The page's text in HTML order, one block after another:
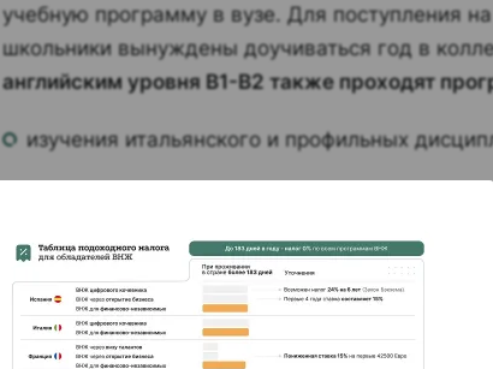
учебную программу в вузе. Для поступления
школьники вынуждены доучиваться год в
английским уровня B1-B2 также проходят
изучения итальянского и профильных
знакомства с учебным заведением;
преподавательским составом.
Система высшего образования состоит из 3